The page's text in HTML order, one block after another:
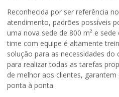
Reconhecida por ser referência
atendimento, padrões possíveis
uma nova sede de 800 m² e
time com equipe é altamente
solução para as necessidades
para realizar todas as tarefas
de melhor aos clientes,
ponta à ponta.